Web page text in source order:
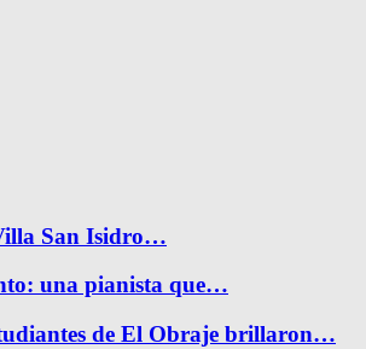
San Isidro…
una pianista que…
de El Obraje brillaron…